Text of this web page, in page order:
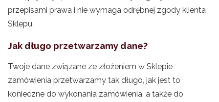
przepisami prawa i nie wymaga odrębnej zgody klienta
Sklepu.
Jak długo przetwarzamy dane?
Twoje dane związane ze złożeniem w Sklepie
zamówienia przetwarzamy tak długo, jak jest to
konieczne do wykonania zamówienia, a także do